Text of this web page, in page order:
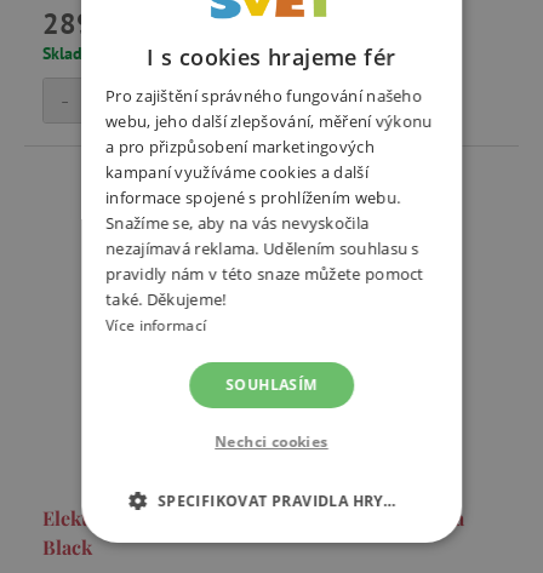
289 Kč
Skladem
+
- Přidat do košíku
Elektronický sonický zubní kartáček GIOPanda
Black
I s cookies hrajeme fér
Pro zajištění správného fungování našeho
webu, jeho další zlepšování, měření výkonu
a pro přizpůsobení marketingových
kampaní využíváme cookies a další
informace spojené s prohlížením webu.
Snažíme se, aby na vás nevyskočila
nezajímavá reklama. Udělením souhlasu s
pravidly nám v této snaze můžete pomoct
také. Děkujeme!
Více informací
SOUHLASÍM
Nechci cookies
SPECIFIKOVAT PRAVIDLA HRY…